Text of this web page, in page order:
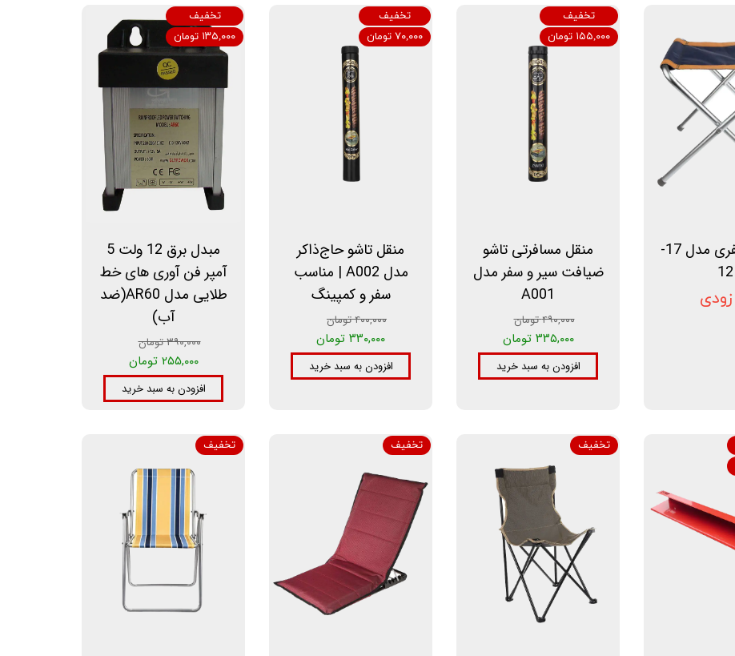
صندلی سفری مدل 17-
12
منقل مسافرتی تاشو
ضیافت سیر و سفر مدل
A001
۴۹۰,۰۰۰ تومان
۳۳۵,۰۰۰ تومان
افزودن به سبد خرید
تخفیف
۱۵۵,۰۰۰ تومان
منقل تاشو حاج‌ذاکر
مدل A002 | مناسب
سفر و کمپینگ
۴۰۰,۰۰۰ تومان
۳۳۰,۰۰۰ تومان
افزودن به سبد خرید
تخفیف
۷۰,۰۰۰ تومان
مبدل برق 12 ولت 5
آمپر فن آوری های خط
طلایی مدل AR60(ضد
آب)
۳۹۰,۰۰۰ تومان
۲۵۵,۰۰۰ تومان
افزودن به سبد خرید
تخفیف
۱۳۵,۰۰۰ تومان
تخفیف تخفیف تخفیف